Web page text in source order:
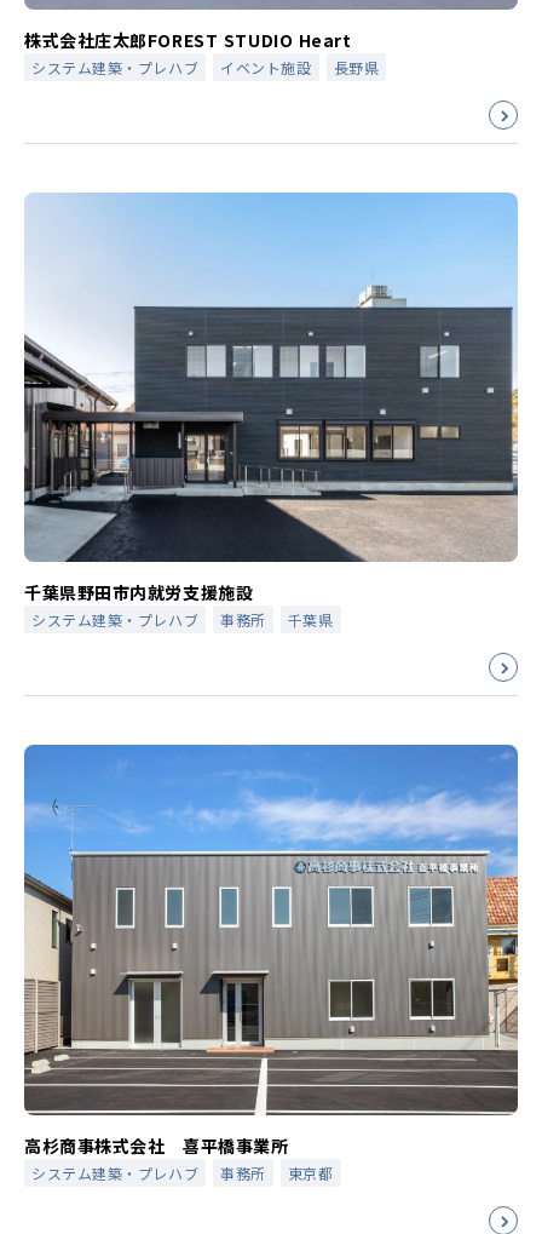
株式会社庄太郎FOREST STUDIO Heart
システム建築・プレハブ イベント施設 長野県
千葉県野田市内就労支援施設
システム建築・プレハブ 事務所 千葉県
高杉商事株式会社 喜平橋事業所
システム建築・プレハブ 事務所 東京都